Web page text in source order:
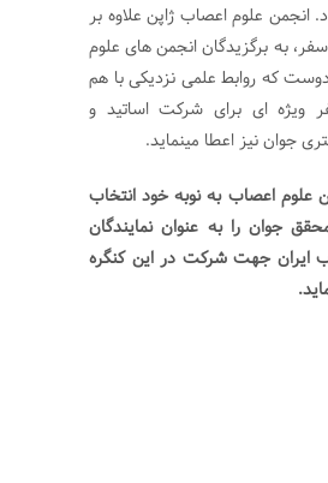
انجمن علوم اعصاب ژاپن علاوه بر
به برگزیدگان انجمن های علوم
که روابط علمی نزدیکی با هم
ویژه ای برای شرکت اساتید و
جوان نیز اعطا مینماید.
علوم اعصاب به نوبه خود انتخاب
جوان را به عنوان نمایندگان
ایران جهت شرکت در این کنگره